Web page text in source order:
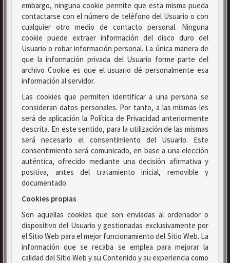
embargo, ninguna cookie permite que esta misma pueda
contactarse con el número de teléfono del Usuario o con
cualquier otro medio de contacto personal. Ninguna
cookie puede extraer información del disco duro del
Usuario o robar información personal. La única manera de
que la información privada del Usuario forme parte del
archivo Cookie es que el usuario dé personalmente esa
información al servidor.
Las cookies que permiten identificar a una persona se
consideran datos personales. Por tanto, a las mismas les
será de aplicación la Política de Privacidad anteriormente
descrita. En este sentido, para la utilización de las mismas
será necesario el consentimiento del Usuario. Este
consentimiento será comunicado, en base a una elección
auténtica, ofrecido mediante una decisión afirmativa y
positiva, antes del tratamiento inicial, removible y
documentado.
Cookies propias
Son aquellas cookies que son enviadas al ordenador o
dispositivo del Usuario y gestionadas exclusivamente por
el Sitio Web para el mejor funcionamiento del Sitio Web. La
información que se recaba se emplea para mejorar la
calidad del Sitio Web y su Contenido y su experiencia como